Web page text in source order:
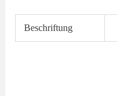
Beschriftung